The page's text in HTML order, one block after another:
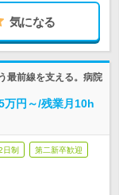
気になる
最前線を支える。病院
万円～/残業月10h
日制 第二新卒歓迎